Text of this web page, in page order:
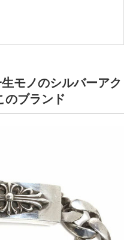
モノのシルバーアク
のブランド